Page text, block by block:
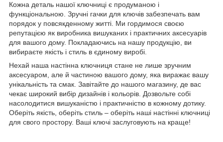
Кожна деталь нашої ключниці є продуманою і
функціональною. Зручні гачки для ключів забезпечать вам
порядок у повсякденному житті. Ми гордимося своєю
репутацією як виробника вишуканих і практичних аксесуарів
для вашого дому. Покладаючись на нашу продукцію, ви
вибираєте якість і стиль в єдиному виробі.
Нехай наша настінна ключниця стане не лише зручним
аксесуаром, але й частиною вашого дому, яка виражає вашу
унікальність та смак. Завітайте до нашого магазину, де вас
чекає широкий вибір дизайнів і кольорів. Дозвольте собі
насолодитися вишуканістю і практичністю в кожному дотику.
Оберіть якість, оберіть стиль – оберіть наші настінні ключниці
для свого простору. Ваші ключі заслуговують на краще!